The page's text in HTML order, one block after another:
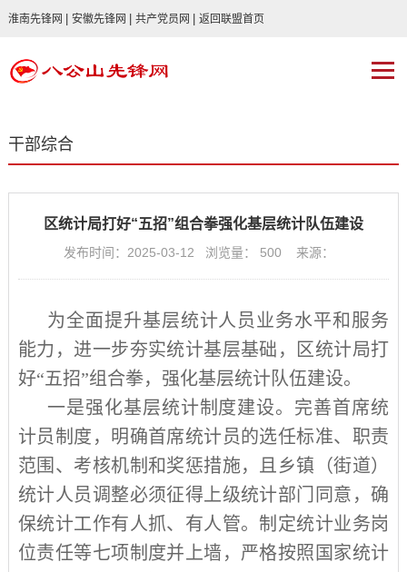
淮南先锋网 安徽先锋网 共产党员网 返回联盟首页
干部综合
区统计局打好“五招”组合拳强化基层统计队伍建设
发布时间：2025-03-12 浏览量： 500 来源：
为全面提升基层统计人员业务水平和服务
能力，进一步夯实统计基层基础，区统计局打
好“五招”组合拳，强化基层统计队伍建设。
一是强化基层统计制度建设。完善首席统
计员制度，明确首席统计员的选任标准、职责
范围、考核机制和奖惩措施，且乡镇（街道）
统计人员调整必须征得上级统计部门同意，确
保统计工作有人抓、有人管。制定统计业务岗
位责任等七项制度并上墙，严格按照国家统计